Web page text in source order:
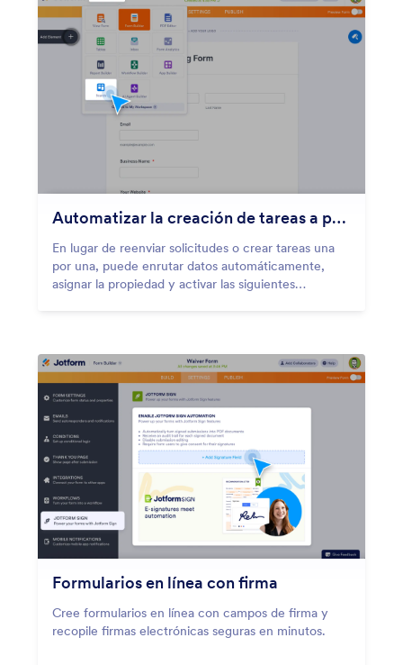
Automatizar la creación de tareas a partir de respuestas de formulario
En lugar de reenviar solicitudes o crear tareas una
por una, puede enrutar datos automáticamente,
asignar la propiedad y activar las siguientes
Formularios en línea con firma
Cree formularios en línea con campos de firma y
recopile firmas electrónicas seguras en minutos.